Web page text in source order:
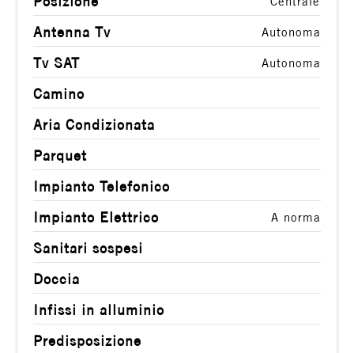
Antenna Tv Autonoma
Tv SAT Autonoma
Camino
Aria Condizionata
Parquet
Impianto Telefonico
Impianto Elettrico
A norma
Sanitari sospesi
Doccia
Infissi in alluminio
Predisposizione
2
3
4
5
5+
Altre
opzioni
multiscelta